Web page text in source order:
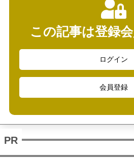
この記事は登録
ログイン
会員登録